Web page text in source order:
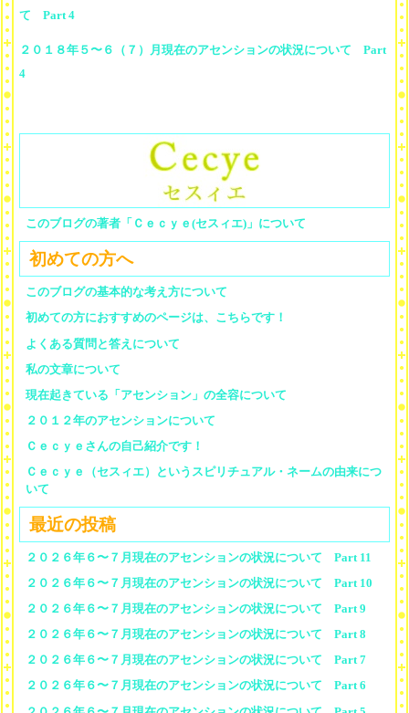
て Part 4
２０１８年５〜６（７）月現在のアセンションの状況について Part
4
このブログの著者「Ｃｅｃｙｅ(セスィエ)」について
初めての方へ
このブログの基本的な考え方について
初めての方におすすめのページは、こちらです！
よくある質問と答えについて
私の文章について
現在起きている「アセンション」の全容について
２０１２年のアセンションについて
Ｃｅｃｙｅさんの自己紹介です！
Ｃｅｃｙｅ（セスィエ）というスピリチュアル・ネームの由来につ
いて
最近の投稿
２０２６年６〜７月現在のアセンションの状況について Part 11
２０２６年６〜７月現在のアセンションの状況について Part 10
２０２６年６〜７月現在のアセンションの状況について Part 9
２０２６年６〜７月現在のアセンションの状況について Part 8
２０２６年６〜７月現在のアセンションの状況について Part 7
２０２６年６〜７月現在のアセンションの状況について Part 6